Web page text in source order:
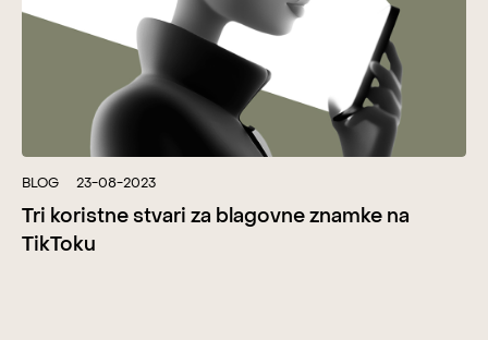
BLOG 23-08-2023
Tri koristne stvari za blagovne znamke na
TikToku